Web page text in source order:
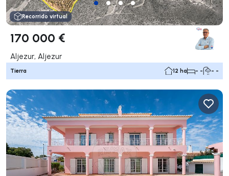
Recorrido virtual
170 000 €
Aljezur, Aljezur
Tierra 12 ha - - - -